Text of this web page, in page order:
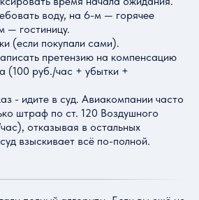
воду, на 6-м — горячее
— гостиницу.
(если покупали сами).
претензию на компенсацию
(100 руб./час + убытки +
- идите в суд. Авиакомпании часто
штраф по ст. 120 Воздушного
отказывая в остальных
взыскивает всё по-полной.